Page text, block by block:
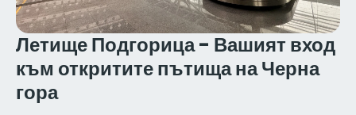
Летище Подгорица - Вашият вход
към откритите пътища на Черна
гора